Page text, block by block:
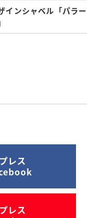
インシャベル「パラー
レス
レス